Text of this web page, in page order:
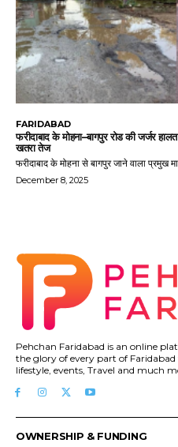
FARIDABAD
फरीदाबाद के मोहना–बागपुर रोड की जर्जर
खतरा तेज
फरीदाबाद के मोहना से बागपुर जाने वाला प्रमुख
December 8, 2025
Pehchan Faridabad is an online
the glory of every part of
lifestyle, events, Travel and much
OWNERSHIP & FUNDING